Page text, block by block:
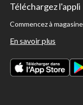
Téléchargez l'appli
Commencez à
En savoir plus